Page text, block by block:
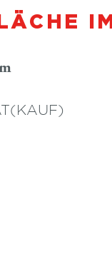
(KAUF)